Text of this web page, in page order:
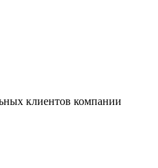
клиентов компании